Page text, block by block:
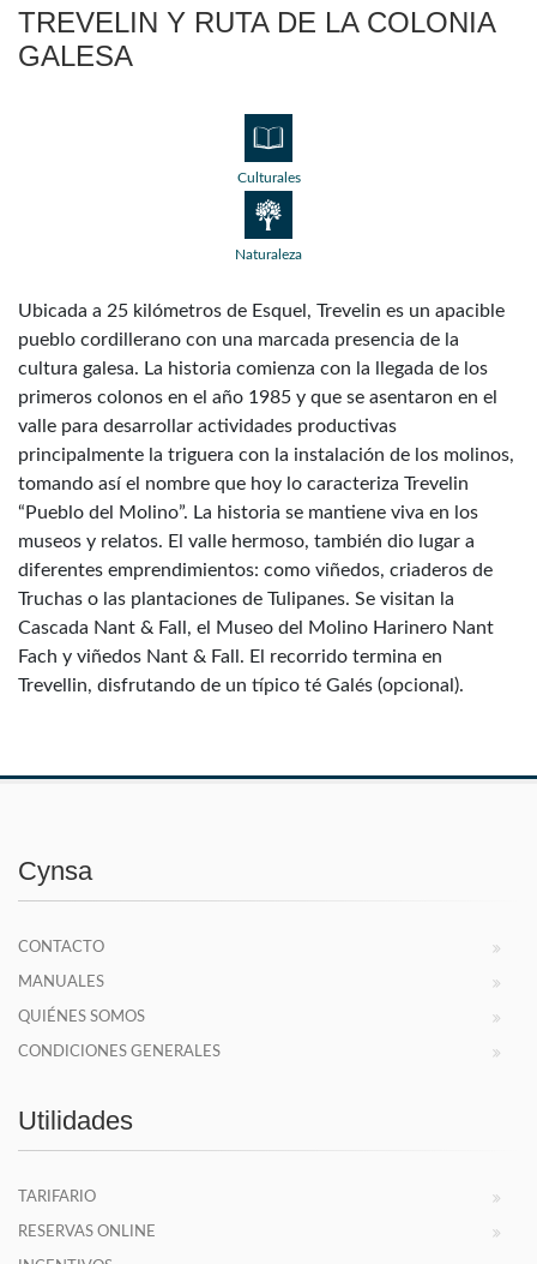
TREVELIN Y RUTA DE LA COLONIA
GALESA
Culturales
Naturaleza
Ubicada a 25 kilómetros de Esquel, Trevelin es un apacible
pueblo cordillerano con una marcada presencia de la
cultura galesa. La historia comienza con la llegada de los
primeros colonos en el año 1985 y que se asentaron en el
valle para desarrollar actividades productivas
principalmente la triguera con la instalación de los molinos,
tomando así el nombre que hoy lo caracteriza Trevelin
“Pueblo del Molino”. La historia se mantiene viva en los
museos y relatos. El valle hermoso, también dio lugar a
diferentes emprendimientos: como viñedos, criaderos de
Truchas o las plantaciones de Tulipanes. Se visitan la
Cascada Nant & Fall, el Museo del Molino Harinero Nant
Fach y viñedos Nant & Fall. El recorrido termina en
Trevellin, disfrutando de un típico té Galés (opcional).
Cynsa
CONTACTO
MANUALES
QUIÉNES SOMOS
CONDICIONES GENERALES
Utilidades
TARIFARIO
RESERVAS ONLINE